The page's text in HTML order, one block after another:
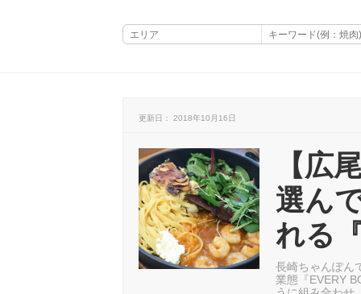
更新日： 2018年10月16日
【広
選ん
れる
長崎ちゃんぽん
業態『EVERY